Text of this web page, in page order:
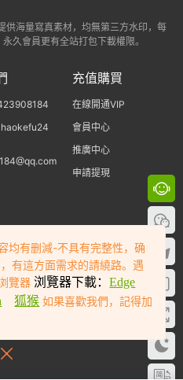
海量寫真素材，均無第三方水印，每
久會員更有全站打包下載權限。
充值購買
在線開通VIP
會員中心
推廣中心
申請提現
均有删減-不具有完整性，确
有這方面需求的請繞路。遇
覽器 浏覽器下載：Edge
狐猴 如果喜歡我們，記得加